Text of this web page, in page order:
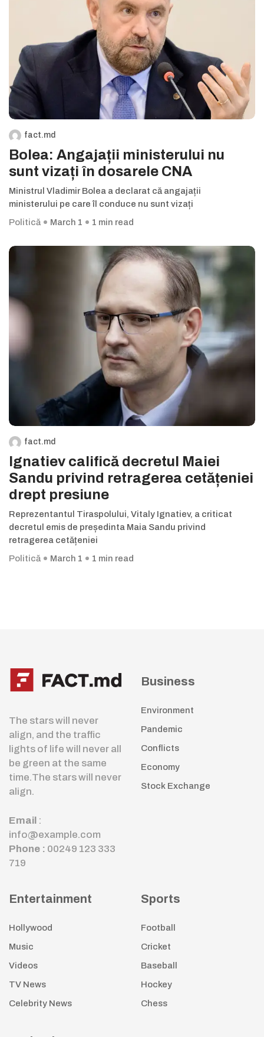
fact.md
Bolea: Angajații ministerului nu
sunt vizați în dosarele CNA
Ministrul Vladimir Bolea a declarat că angajații
ministerului pe care îl conduce nu sunt vizați
Politică
March 1 1 min read
fact.md
Ignatiev califică decretul Maiei
Sandu privind retragerea cetățeniei
drept presiune
Reprezentantul Tiraspolului, Vitaly Ignatiev, a criticat
decretul emis de președinta Maia Sandu privind
retragerea cetățeniei
Politică
March 1 1 min read
The stars will never
align, and the traffic
lights of life will never all
be green at the same
time.The stars will never
align.
Email :
info@example.com
Phone : 00249 123 333
719
Business
Environment
Pandemic
Conflicts
Economy
Stock Exchange
Entertainment
Hollywood
Music
Videos
TV News
Celebrity News
Sports
Football
Cricket
Baseball
Hockey
Chess